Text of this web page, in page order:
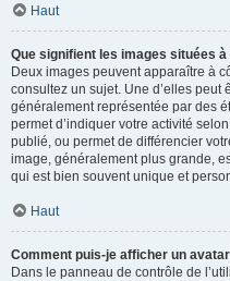
Haut
Que signifient les images situées
Deux images peuvent apparaître à
consultez un sujet. Une d’elles
généralement représentée par des
permet d’indiquer votre activité
publié, ou permet de différencier
image, généralement plus grande,
qui est bien souvent unique et
Haut
Comment puis-je afficher un
Dans le panneau de contrôle de